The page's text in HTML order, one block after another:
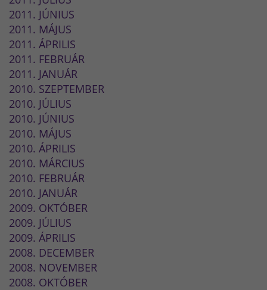
2011. JÚNIUS
2011. MÁJUS
2011. ÁPRILIS
2011. FEBRUÁR
2011. JANUÁR
2010. SZEPTEMBER
2010. JÚLIUS
2010. JÚNIUS
2010. MÁJUS
2010. ÁPRILIS
2010. MÁRCIUS
2010. FEBRUÁR
2010. JANUÁR
2009. OKTÓBER
2009. JÚLIUS
2009. ÁPRILIS
2008. DECEMBER
2008. NOVEMBER
2008. OKTÓBER